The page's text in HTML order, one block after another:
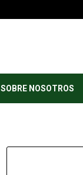
SOBRE NOSOTROS